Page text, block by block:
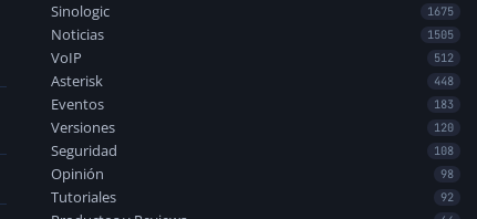
Sinologic 1675
Noticias 1505
VoIP 512
Asterisk 448
Eventos 183
Versiones 120
Seguridad 108
Opinión 98
Tutoriales 92